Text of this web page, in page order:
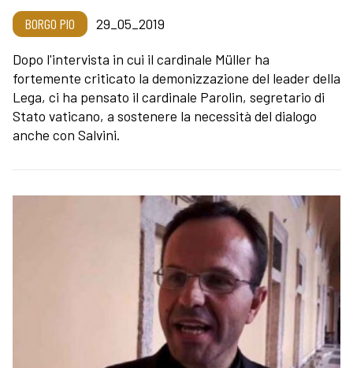
BORGO PIO 29_05_2019
Dopo l'intervista in cui il cardinale Müller ha
fortemente criticato la demonizzazione del leader della
Lega, ci ha pensato il cardinale Parolin, segretario di
Stato vaticano, a sostenere la necessità del dialogo
anche con Salvini.